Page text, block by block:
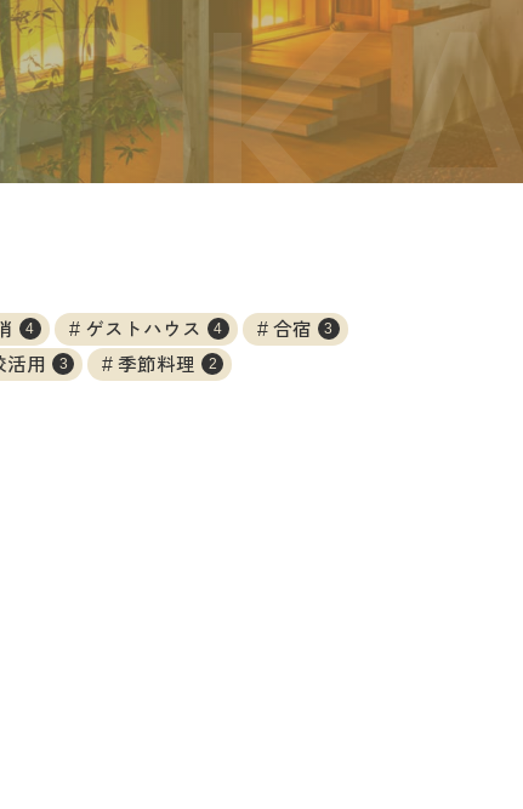
4 ゲストハウス 4 合宿 3
活用 3 季節料理 2